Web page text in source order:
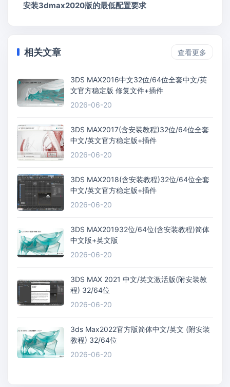
安装3dmax2020版的最低配置要求
相关文章 查看更多
3DS MAX2016中文32位/64位全套中文/英
文官方稳定版 修复文件+插件
2026-06-20
3DS MAX2017(含安装教程)32位/64位全套
中文/英文官方稳定版+插件
2026-06-20
3DS MAX2018(含安装教程)32位/64位全套
中文/英文官方稳定版+插件
2026-06-20
3DS MAX201932位/64位(含安装教程)简体
中文版+英文版
2026-06-20
3DS MAX 2021 中文/英文激活版(附安装教
程) 32/64位
2026-06-20
3ds Max2022官方版简体中文/英文 (附安装
教程) 32/64位
2026-06-20